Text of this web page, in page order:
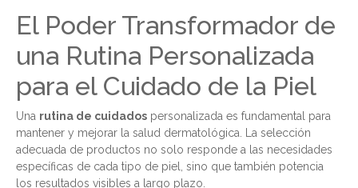
El Poder Transformador de
una Rutina Personalizada
para el Cuidado de la Piel
Una rutina de cuidados personalizada es fundamental para
mantener y mejorar la salud dermatológica. La selección
adecuada de productos no solo responde a las necesidades
específicas de cada tipo de piel, sino que también potencia
los resultados visibles a largo plazo.